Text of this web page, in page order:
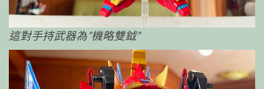
這對手持武器為”機略雙鉞”